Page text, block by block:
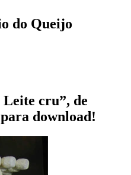
do Queijo
cru”, de
download!